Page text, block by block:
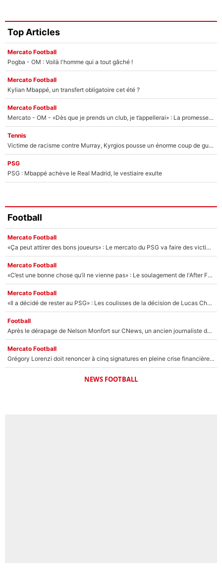
Top Articles
Mercato Football
Pogba - OM : Voilà l'homme qui a tout gâché !
Mercato Football
Kylian Mbappé, un transfert obligatoire cet été ?
Mercato Football
Mercato - OM - «Dès que je prends un club, je t’appellerai» : La promesse de Marcelino au moment de claquer la porte
Tennis
Victime de racisme contre Murray, Kyrgios pousse un énorme coup de gueule !
PSG
PSG : Mbappé achève le Real Madrid, le vestiaire exulte
Football
Mercato Football
«Ça peut attirer des bons joueurs» : Le mercato du PSG va faire des victimes dans l'effectif de Luis Enrique ?
Mercato Football
«C’est une bonne chose qu’il ne vienne pas» : Le soulagement de l'After Foot après le transfert avorté de Yan Diomandé au PSG
Mercato Football
«Il a décidé de rester au PSG» : Les coulisses de la décision de Lucas Chevalier pour son transfert
Football
Après le dérapage de Nelson Monfort sur CNews, un ancien journaliste de France Télévisions relance la polémique sur les incendies en Gironde
Mercato Football
Grégory Lorenzi doit renoncer à cinq signatures en pleine crise financière : L’IA propose sept noms à l’OM pour un mercato réussi... à seulement 5M€ !
NEWS FOOTBALL